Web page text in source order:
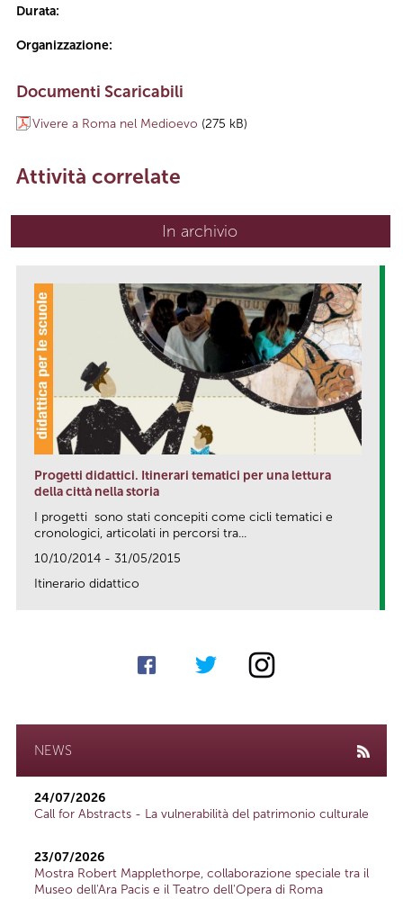
Durata:
Organizzazione:
Documenti Scaricabili
Vivere a Roma nel Medioevo (275 kB)
Attività correlate
In archivio
Progetti didattici. Itinerari tematici per una lettura
della città nella storia
I progetti sono stati concepiti come cicli tematici e
cronologici, articolati in percorsi tra...
10/10/2014 - 31/05/2015
Itinerario didattico
NEWS
24/07/2026
Call for Abstracts - La vulnerabilità del patrimonio culturale
23/07/2026
Mostra Robert Mapplethorpe, collaborazione speciale tra il
Museo dell'Ara Pacis e il Teatro dell'Opera di Roma